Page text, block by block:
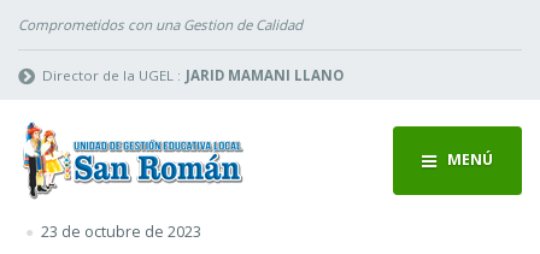
Comprometidos con una Gestion de Calidad
Director de la UGEL : JARID MAMANI LLANO
MENÚ
23 de octubre de 2023